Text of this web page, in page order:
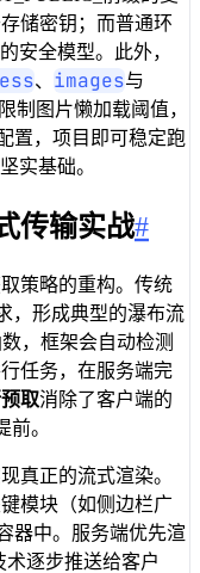
优化标志
=1
最终镜像体积
.next/
public ./
.next/static ./
储密钥；而普通环
安全模型。此外，
、 images与
制图片懒加载阈值，
置，项目即可稳定跑
实基础。
传输实战#
策略的重构。传统
，形成典型的瀑布流
，框架会自动检测
任务，在服务端完
取消除了客户端的
。
真正的流式渲染。
模块（如侧边栏广
器中。服务端优先渲
术逐步推送给客户